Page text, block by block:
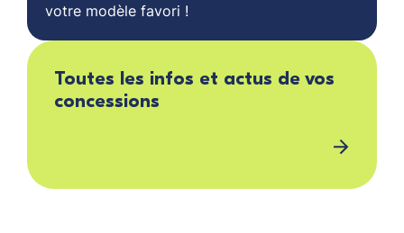
votre modèle favori !
Toutes les infos et actus de vos
concessions